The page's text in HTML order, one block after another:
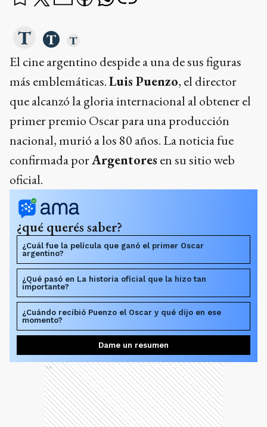
El cine argentino despide a una de sus figuras
más emblemáticas.Luis Puenzo, el director
que alcanzó la gloria internacional al obtener el
primer premio Oscar para una producción
nacional, murió a los 80 años. La noticia fue
confirmada porArgentores en su sitio web
oficial.
¿qué querés saber?
¿Cuál fue la película que ganó el primer Oscar
argentino?
¿Qué pasó en La historia oficial que la hizo tan
importante?
¿Cuándo recibió Puenzo el Oscar y qué dijo en ese
momento?
Dame un resumen
Ads